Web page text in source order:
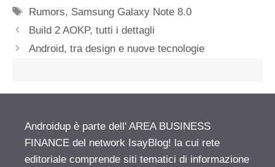
Tag
Rumors, Samsung Galaxy Note 8.0
Build 2 AOKP, tutti i dettagli
Android, tra design e nuove tecnologie
Androidup è parte dell' AREA BUSINESS
FINANCE del network IsayBlog! la cui rete
editoriale comprende siti tematici di informazione